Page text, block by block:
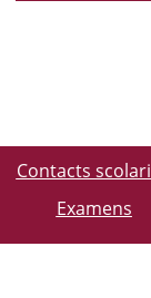
Contacts
Examens